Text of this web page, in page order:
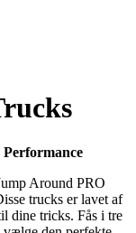
Around PRO
trucks er lavet af
dine tricks. Fås i tre